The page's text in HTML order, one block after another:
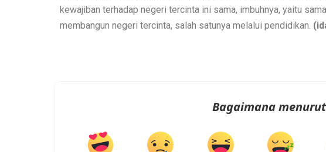
kewajiban terhadap negeri tercinta ini sama, imbuhnya, yaitu
membangun negeri tercinta, salah satunya melalui pendidikan.
Bagaimana